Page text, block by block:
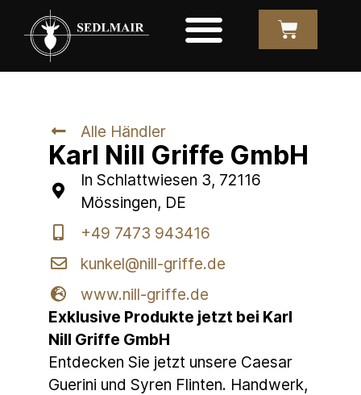
Alle Händler
Karl Nill Griffe GmbH
In Schlattwiesen 3, 72116
Mössingen, DE
+49 7473 943416
kunkel@nill-griffe.de
www.nill-griffe.de
Exklusive Produkte jetzt bei Karl
Nill Griffe GmbH
Entdecken Sie jetzt unsere Caesar
Guerini und Syren Flinten. Handwerk,